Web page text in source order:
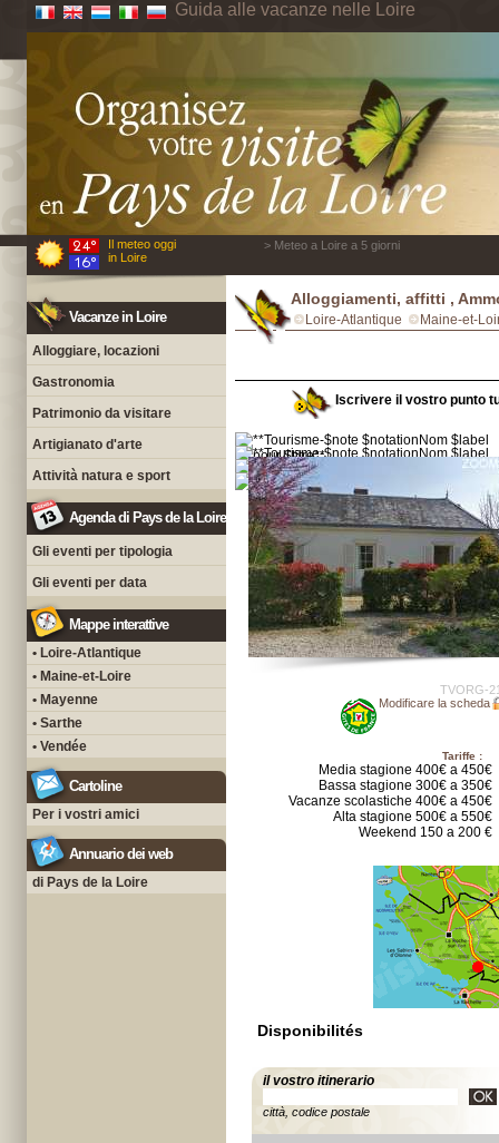
Guida alle vacanze nelle Loire
Il meteo oggi
in Loire
> Meteo a Loire a 5 giorni
Vacanze in Loire
Alloggiare, locazioni
Gastronomia
Patrimonio da visitare
Artigianato d'arte
Attività natura e sport
Agenda di Pays de la Loire
Gli eventi per tipologia
Gli eventi per data
Mappe interattive
• Loire-Atlantique
• Maine-et-Loire
• Mayenne
• Sarthe
• Vendée
Cartoline
Per i vostri amici
Annuario dei web
di Pays de la Loire
Alloggiamenti, affitti ,
Loire-Atlantique Maine-et-
Iscrivere il vostro punto
TVORG-
Modificare la scheda
Tariffe :
Media stagione 400€ a 450€
Bassa stagione 300€ a 350€
Vacanze scolastiche 400€ a 450€
Alta stagione 500€ a 550€
Weekend 150 a 200 €
Disponibilités
il vostro itinerario
città, codice postale